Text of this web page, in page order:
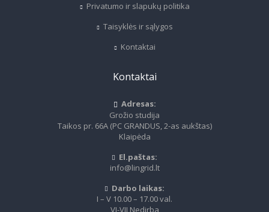
Privatumo ir slapukų politika
Taisyklės ir sąlygos
Kontaktai
Kontaktai
Adresas:
Grožio studija
Taikos pr. 66A (PC GRANDUS, 2-as aukštas)
Klaipėda
El.paštas:
info@lingrid.lt
Darbo laikas:
I – V 10.00 – 17.00 val.
VI-VII Nedirba